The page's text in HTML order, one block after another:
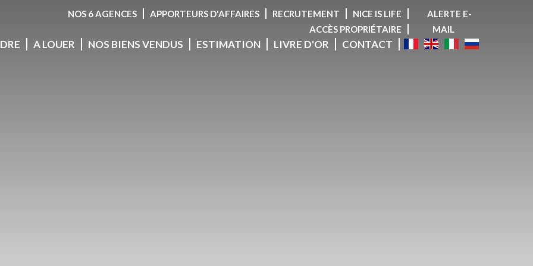
NOS 6 AGENCES APPORTEURS D'AFFAIRES RECRUTEMENT
NICE IS LIFE
ACCÈS PROPRIÉTAIRE
ALERTE E-
MAIL
A LOUER NOS BIENS VENDUS ESTIMATION LIVRE D'OR CONTACT